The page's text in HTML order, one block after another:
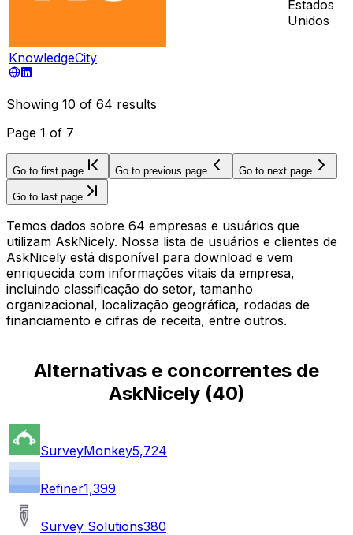
KnowledgeCity
Estados
Unidos
Showing 10 of 64 results
Page 1 of 7
Go to first page Go to previous page Go to next page
Go to last page
Temos dados sobre 64 empresas e usuários que
utilizam AskNicely. Nossa lista de usuários e clientes de
AskNicely está disponível para download e vem
enriquecida com informações vitais da empresa,
incluindo classificação do setor, tamanho
organizacional, localização geográfica, rodadas de
financiamento e cifras de receita, entre outros.
Alternativas e concorrentes de
AskNicely(40)
SurveyMonkey5,724
Refiner1,399
Survey Solutions380